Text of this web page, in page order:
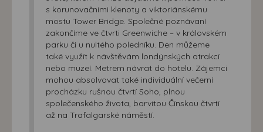
s korunovačními klenoty a viktoriánskému
mostu Tower Bridge. Společné poznávaní
zakončíme ve čtvrti Greenwiche – v královském
parku či u nultého poledníku. Den můžeme
také využít k návštěvám londýnských atrakcí
nebo muzeí. Metrem návrat do hotelu. Zájemci
mohou absolvovat také individuální večerní
procházku rušnou čtvrtí Soho, plnou
společenského života, barvitou Čínskou čtvrtí
až na Trafalgarské náměstí.